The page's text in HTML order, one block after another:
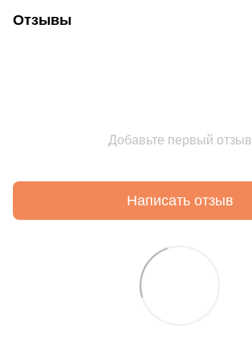
Отзывы
Добавьте первый отзыв
Написать отзыв